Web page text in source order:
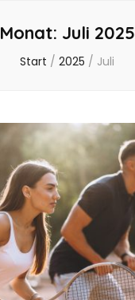
Monat: Juli 2025
Start / 2025 / Juli